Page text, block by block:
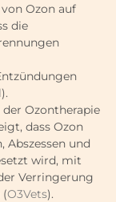
Ozon auf
die
).
Ozontherapie
dass Ozon
und
wird, mit
Verringerung
(O3Vets).